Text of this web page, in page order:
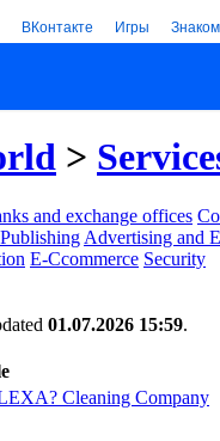
ВКонтакте Игры
>
and exchange offices
Advertising and
E-Ccommerce Security
01.07.2026 15:59.
Cleaning Company